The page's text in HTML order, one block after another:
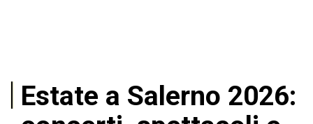
Estate a Salerno 2026: